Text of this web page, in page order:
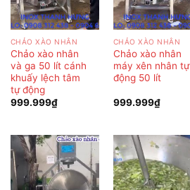
CHẢO XÀO NHÂN
Chảo xào nhân
và ga 50 lít cánh
khuấy lệch tâm
tự động
999.999₫
CHẢO XÀO NHÂN
Chảo xào nhân
máy xên nhân tự
động 50 lít
999.999₫